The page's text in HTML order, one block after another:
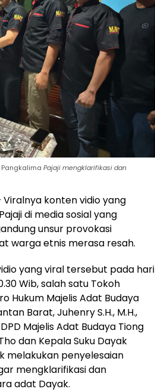
Pangkalima Pajaji mengklarifikasi dan
konten vidio yang
di media sosial yang
unsur provokasi
warga etnis merasa resah.
yang viral tersebut pada hari
Wib, salah satu Tokoh
Hukum Majelis Adat Budaya
Barat, Juhenry S.H., M.H.,
Majelis Adat Budaya Tiong
dan Kepala Suku Dayak
melakukan penyelesaian
mengklarifikasi dan
adat Dayak.